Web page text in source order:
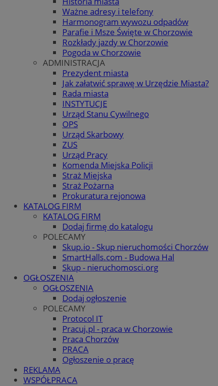
Ważne adresy i telefony
Harmonogram wywozu odpadów
Parafie i Msze Święte w Chorzowie
Rozkłady jazdy w Chorzowie
Pogoda w Chorzowie
ADMINISTRACJA
Prezydent miasta
Jak załatwić sprawę w Urzędzie Miasta?
Rada miasta
INSTYTUCJE
Urząd Stanu Cywilnego
OPS
Urząd Skarbowy
ZUS
Urząd Pracy
Komenda Miejska Policji
Straż Miejska
Straż Pożarna
Prokuratura rejonowa
KATALOG FIRM
KATALOG FIRM
Dodaj firmę do katalogu
POLECAMY
Skup.io - Skup nieruchomości Chorzów
SmartHalls.com - Budowa Hal
Skup - nieruchomosci.org
OGŁOSZENIA
OGŁOSZENIA
Dodaj ogłoszenie
POLECAMY
Protocol IT
Pracuj.pl - praca w Chorzowie
Praca Chorzów
PRACA
Ogłoszenie o pracę
REKLAMA
WSPÓŁPRACA